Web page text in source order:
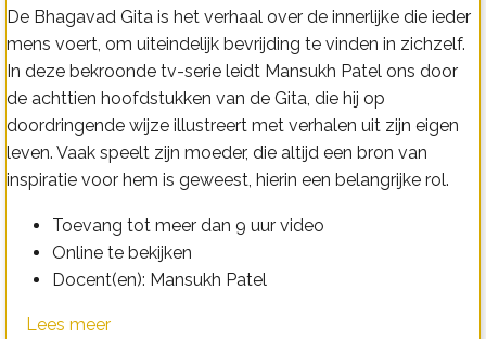
De Bhagavad Gita is het verhaal over de innerlijke die ieder
mens voert, om uiteindelijk bevrijding te vinden in zichzelf.
In deze bekroonde tv-serie leidt Mansukh Patel ons door
de achttien hoofdstukken van de Gita, die hij op
doordringende wijze illustreert met verhalen uit zijn eigen
leven. Vaak speelt zijn moeder, die altijd een bron van
inspiratie voor hem is geweest, hierin een belangrijke rol.
Toevang tot meer dan 9 uur video
Online te bekijken
Docent(en): Mansukh Patel
Lees meer